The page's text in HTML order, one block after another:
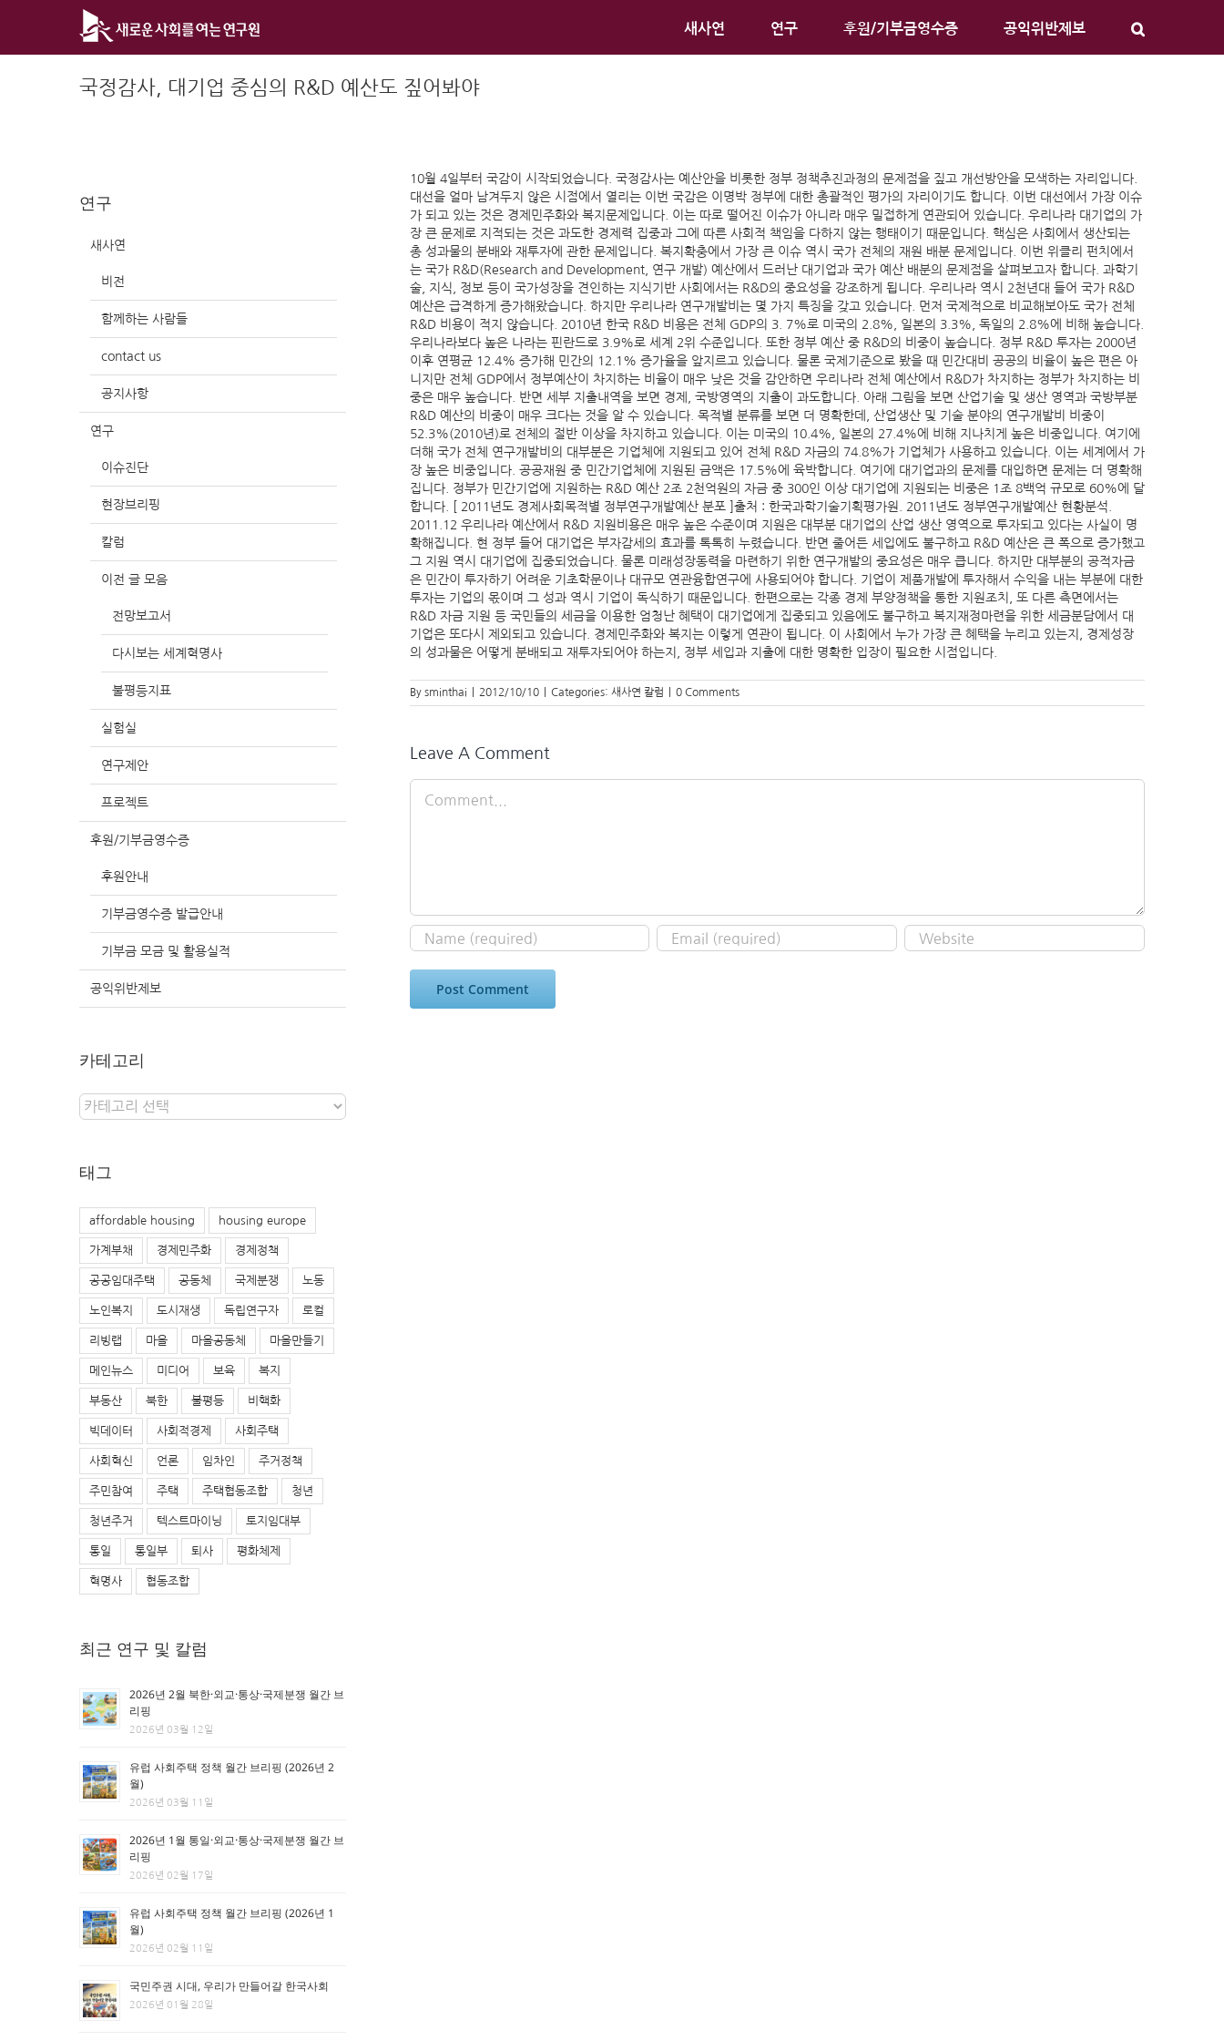
새사연 연구 후원/기부금영수증 공익위반제보
국정감사, 대기업 중심의 R&D 예산도 짚어봐야
10월 4일부터 국감이 시작되었습니다. 국정감사는 예산안을 비롯한 정부 정책추진과정의 문제점을 짚고 개선방안을 모색하는 자리입니다.
대선을 얼마 남겨두지 않은 시점에서 열리는 이번 국감은 이명박 정부에 대한 총괄적인 평가의 자리이기도 합니다. 이번 대선에서 가장 이슈
가 되고 있는 것은 경제민주화와 복지문제입니다. 이는 따로 떨어진 이슈가 아니라 매우 밀접하게 연관되어 있습니다. 우리나라 대기업의 가
장 큰 문제로 지적되는 것은 과도한 경제력 집중과 그에 따른 사회적 책임을 다하지 않는 행태이기 때문입니다. 핵심은 사회에서 생산되는
총 성과물의 분배와 재투자에 관한 문제입니다. 복지확충에서 가장 큰 이슈 역시 국가 전체의 재원 배분 문제입니다. 이번 위클리 펀치에서
는 국가 R&D(Research and Development, 연구 개발) 예산에서 드러난 대기업과 국가 예산 배분의 문제점을 살펴보고자 합니다. 과학기
술, 지식, 정보 등이 국가성장을 견인하는 지식기반 사회에서는 R&D의 중요성을 강조하게 됩니다. 우리나라 역시 2천년대 들어 국가 R&D
예산은 급격하게 증가해왔습니다. 하지만 우리나라 연구개발비는 몇 가지 특징을 갖고 있습니다. 먼저 국제적으로 비교해보아도 국가 전체
R&D 비용이 적지 않습니다. 2010년 한국 R&D 비용은 전체 GDP의 3. 7%로 미국의 2.8%, 일본의 3.3%, 독일의 2.8%에 비해 높습니다.
우리나라보다 높은 나라는 핀란드로 3.9%로 세계 2위 수준입니다. 또한 정부 예산 중 R&D의 비중이 높습니다. 정부 R&D 투자는 2000년
이후 연평균 12.4% 증가해 민간의 12.1% 증가율을 앞지르고 있습니다. 물론 국제기준으로 봤을 때 민간대비 공공의 비율이 높은 편은 아
니지만 전체 GDP에서 정부예산이 차지하는 비율이 매우 낮은 것을 감안하면 우리나라 전체 예산에서 R&D가 차지하는 정부가 차지하는 비
중은 매우 높습니다. 반면 세부 지출내역을 보면 경제, 국방영역의 지출이 과도합니다. 아래 그림을 보면 산업기술 및 생산 영역과 국방부분
R&D 예산의 비중이 매우 크다는 것을 알 수 있습니다. 목적별 분류를 보면 더 명확한데, 산업생산 및 기술 분야의 연구개발비 비중이
52.3%(2010년)로 전체의 절반 이상을 차지하고 있습니다. 이는 미국의 10.4%, 일본의 27.4%에 비해 지나치게 높은 비중입니다. 여기에
더해 국가 전체 연구개발비의 대부분은 기업체에 지원되고 있어 전체 R&D 자금의 74.8%가 기업체가 사용하고 있습니다. 이는 세계에서 가
장 높은 비중입니다. 공공재원 중 민간기업체에 지원된 금액은 17.5%에 육박합니다. 여기에 대기업과의 문제를 대입하면 문제는 더 명확해
집니다. 정부가 민간기업에 지원하는 R&D 예산 2조 2천억원의 자금 중 300인 이상 대기업에 지원되는 비중은 1조 8백억 규모로 60%에 달
합니다. [ 2011년도 경제사회목적별 정부연구개발예산 분포 ]출처 : 한국과학기술기획평가원. 2011년도 정부연구개발예산 현황분석.
2011.12 우리나라 예산에서 R&D 지원비용은 매우 높은 수준이며 지원은 대부분 대기업의 산업 생산 영역으로 투자되고 있다는 사실이 명
확해집니다. 현 정부 들어 대기업은 부자감세의 효과를 톡톡히 누렸습니다. 반면 줄어든 세입에도 불구하고 R&D 예산은 큰 폭으로 증가했고
그 지원 역시 대기업에 집중되었습니다. 물론 미래성장동력을 마련하기 위한 연구개발의 중요성은 매우 큽니다. 하지만 대부분의 공적자금
은 민간이 투자하기 어려운 기초학문이나 대규모 연관융합연구에 사용되어야 합니다. 기업이 제품개발에 투자해서 수익을 내는 부분에 대한
투자는 기업의 몫이며 그 성과 역시 기업이 독식하기 때문입니다. 한편으로는 각종 경제 부양정책을 통한 지원조치, 또 다른 측면에서는
R&D 자금 지원 등 국민들의 세금을 이용한 엄청난 혜택이 대기업에게 집중되고 있음에도 불구하고 복지재정마련을 위한 세금분담에서 대
기업은 또다시 제외되고 있습니다. 경제민주화와 복지는 이렇게 연관이 됩니다. 이 사회에서 누가 가장 큰 혜택을 누리고 있는지, 경제성장
의 성과물은 어떻게 분배되고 재투자되어야 하는지, 정부 세입과 지출에 대한 명확한 입장이 필요한 시점입니다.
By sminthai 2012/10/10 Categories: 새사연 칼럼 0 Comments
Leave A Comment
연구
새사연
비전
함께하는 사람들
contact us
공지사항
연구
이슈진단
현장브리핑
칼럼
이전 글 모음
전망보고서
다시보는 세계혁명사
불평등지표
실험실
연구제안
프로젝트
후원/기부금영수증
후원안내
기부금영수증 발급안내
기부금 모금 및 활용실적
공익위반제보
카테고리
카
테
태그
affordable housing housing europe
가계부채 경제민주화 경제정책
공공임대주택 공동체 국제분쟁 노동
노인복지 도시재생 독립연구자 로컬
리빙랩 마을 마을공동체 마을만들기
메인뉴스 미디어 보육 복지
부동산 북한 불평등 비핵화
빅데이터 사회적경제 사회주택
사회혁신 언론 임차인 주거정책
주민참여 주택 주택협동조합 청년
청년주거 텍스트마이닝 토지임대부
통일 통일부 퇴사 평화체제
혁명사 협동조합
최근 연구 및 칼럼
2026년 2월 북한·외교·통상·국제분쟁 월간 브
리핑
2026년 03월 12일
유럽 사회주택 정책 월간 브리핑 (2026년 2
월)
2026년 03월 11일
2026년 1월 통일·외교·통상·국제분쟁 월간 브
리핑
2026년 02월 17일
유럽 사회주택 정책 월간 브리핑 (2026년 1
월)
2026년 02월 11일
국민주권 시대, 우리가 만들어갈 한국사회
2026년 01월 28일